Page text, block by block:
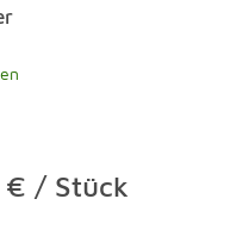
/ Stück